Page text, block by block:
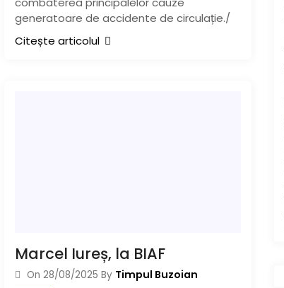
generatoare de accidente de circulație./
Citește articolul
Marcel Iureș, la BIAF
On 28/08/2025 By Timpul Buzoian